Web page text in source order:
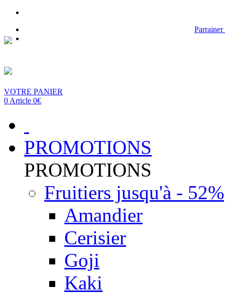
VOTRE PANIER
0 Article 0€
PROMOTIONS
PROMOTIONS
Fruitiers jusqu'à - 52%
Amandier
Cerisier
Goji
Kaki